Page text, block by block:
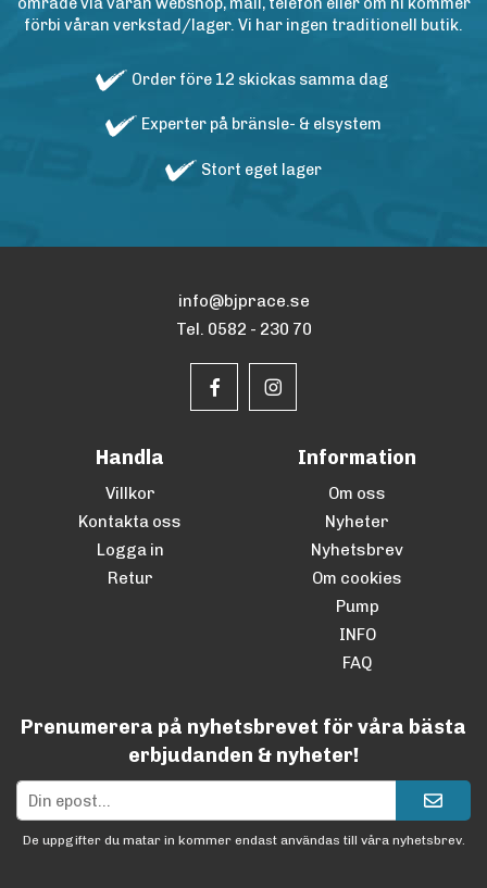
förbi våran verkstad/lager. Vi har ingen traditionell butik.
Order före 12 skickas samma dag
Experter på bränsle- & elsystem
Stort eget lager
info@bjprace.se
Tel. 0582 - 230 70
Handla
Villkor
Kontakta oss
Logga in
Retur
Information
Om oss
Nyheter
Nyhetsbrev
Om cookies
Pump
INFO
FAQ
Prenumerera på nyhetsbrevet för våra bästa
erbjudanden & nyheter!
De uppgifter du matar in kommer endast användas till våra nyhetsbrev.